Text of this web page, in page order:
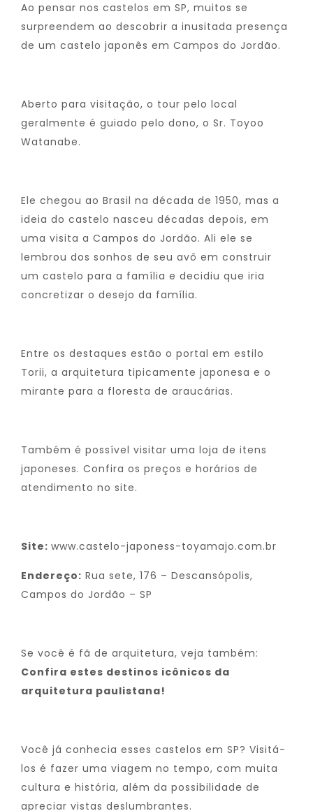
Ao pensar nos castelos em SP, muitos se
surpreendem ao descobrir a inusitada presença
de um castelo japonês em Campos do Jordão.
Aberto para visitação, o tour pelo local
geralmente é guiado pelo dono, o Sr. Toyoo
Watanabe.
Ele chegou ao Brasil na década de 1950, mas a
ideia do castelo nasceu décadas depois, em
uma visita a Campos do Jordão. Ali ele se
lembrou dos sonhos de seu avô em construir
um castelo para a família e decidiu que iria
concretizar o desejo da família.
Entre os destaques estão o portal em estilo
Torii, a arquitetura tipicamente japonesa e o
mirante para a floresta de araucárias.
Também é possível visitar uma loja de itens
japoneses. Confira os preços e horários de
atendimento no site.
Site: www.castelo-japoness-toyamajo.com.br
Endereço: Rua sete, 176 – Descansópolis,
Campos do Jordão – SP
Se você é fã de arquitetura, veja também:
Confira estes destinos icônicos da
arquitetura paulistana!
Você já conhecia esses castelos em SP? Visitá-
los é fazer uma viagem no tempo, com muita
cultura e história, além da possibilidade de
apreciar vistas deslumbrantes.